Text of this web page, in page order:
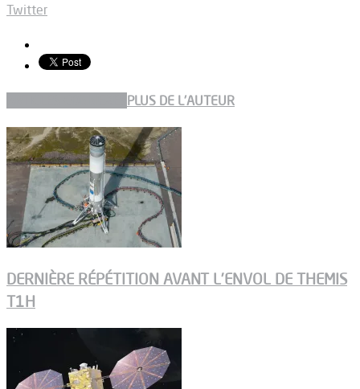
Twitter
PLUS DE L'AUTEUR
DERNIÈRE RÉPÉTITION AVANT L’ENVOL DE THEMIS
T1H